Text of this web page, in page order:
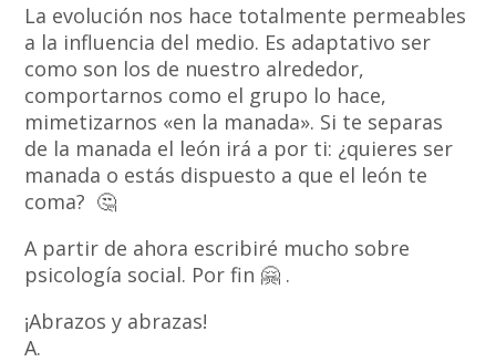
La evolución nos hace totalmente permeables
a la influencia del medio. Es adaptativo ser
como son los de nuestro alrededor,
comportarnos como el grupo lo hace,
mimetizarnos «en la manada». Si te separas
de la manada el león irá a por ti: ¿quieres ser
manada o estás dispuesto a que el león te
coma? 🤔
A partir de ahora escribiré mucho sobre
psicología social. Por fin 🤗 .
¡Abrazos y abrazas!
A.